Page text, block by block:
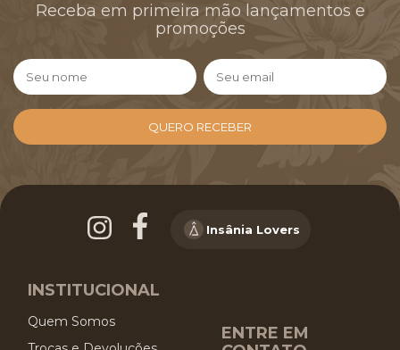
Receba em primeira mão lançamentos e
promoções
Insânia Lovers
INSTITUCIONAL
Quem Somos
ENTRE EM